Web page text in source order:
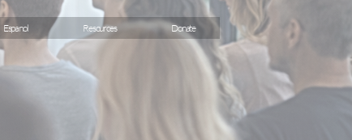
Espanol Resources Donate